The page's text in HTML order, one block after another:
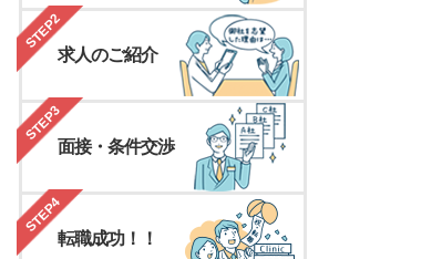
STEP2
求人のご紹介
STEP3
面接・条件交渉
STEP4
転職成功！！